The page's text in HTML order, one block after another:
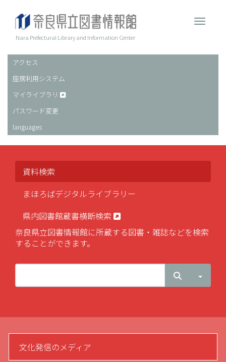
Nara Prefectural Library and Information Center
ヘ
ッ
ダ
ー
アクセス
座席利用システム
マイライブラリ
パスワード変更
languages
資料検索
まほろばデジタルライブラリー
県内図書館蔵書横断検索
奈良県立図書情報館に所蔵する図書・雑誌などを検索
することができます。
文化発信のメディア